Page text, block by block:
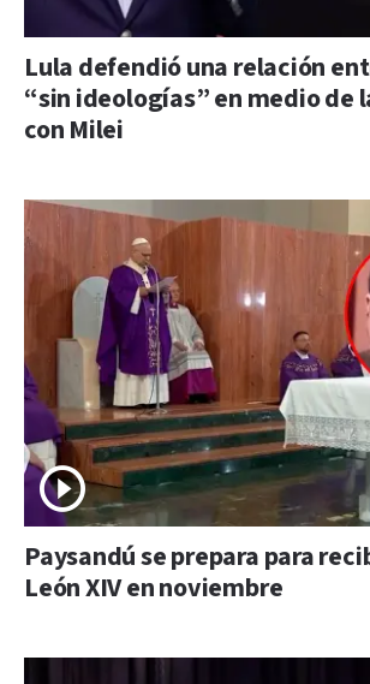
Lula defendió una relación
“sin ideologías” en medio de
con Milei
Paysandú se prepara para
León XIV en noviembre